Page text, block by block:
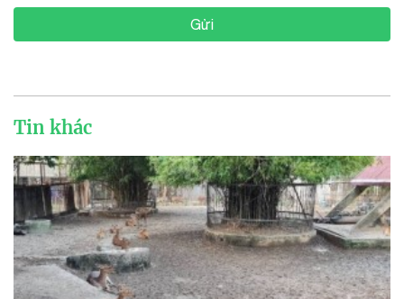
Gửi
Tin khác